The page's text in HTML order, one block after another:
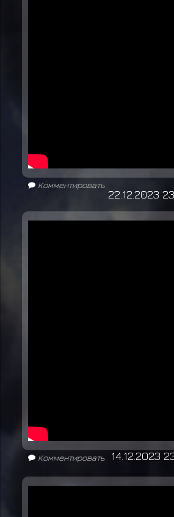
Комментировать
22.12.2023
Комментировать 14.12.2023